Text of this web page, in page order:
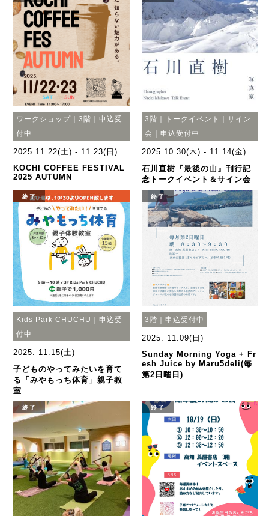
ワークショップ｜3階｜申込受
付中
2025.11.22(土) - 11.23(日)
KOCHI COFFEE FESTIVAL
2025 AUTUMN
3階｜トークイベント｜サイン
会｜申込受付中
2025.10.30(木) - 11.14(金)
石川直樹『最後の山』刊行記
念トークイベント＆サイン会
終了
Kids Park CHUCHU｜申込受
付中
2025. 11.15(土)
子どものやってみたいを育て
る「みやもっち体育」親子教
室
終了
3階｜申込受付中
2025. 11.09(日)
Sunday Morning Yoga + Fr
esh Juice by Maru5deli(毎
第2日曜日)
終了 終了